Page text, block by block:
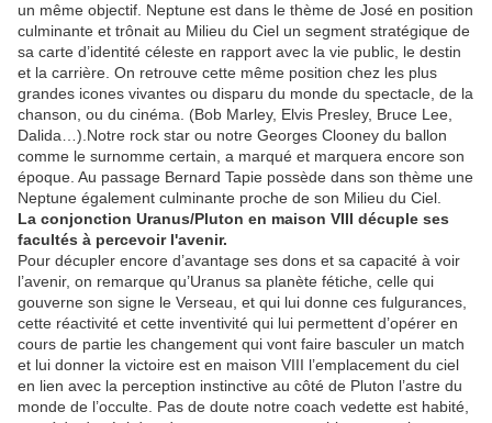
un même objectif. Neptune est dans le thème de José en position
culminante et trônait au Milieu du Ciel un segment stratégique de
sa carte d’identité céleste en rapport avec la vie public, le destin
et la carrière. On retrouve cette même position chez les plus
grandes icones vivantes ou disparu du monde du spectacle, de la
chanson, ou du cinéma. (Bob Marley, Elvis Presley, Bruce Lee,
Dalida…).Notre rock star ou notre Georges Clooney du ballon
comme le surnomme certain, a marqué et marquera encore son
époque. Au passage Bernard Tapie possède dans son thème une
Neptune également culminante proche de son Milieu du Ciel.
La conjonction Uranus/Pluton en maison VIII décuple ses
facultés à percevoir l'avenir.
Pour décupler encore d’avantage ses dons et sa capacité à voir
l’avenir, on remarque qu’Uranus sa planète fétiche, celle qui
gouverne son signe le Verseau, et qui lui donne ces fulgurances,
cette réactivité et cette inventivité qui lui permettent d’opérer en
cours de partie les changement qui vont faire basculer un match
et lui donner la victoire est en maison VIII l’emplacement du ciel
en lien avec la perception instinctive au côté de Pluton l’astre du
monde de l’occulte. Pas de doute notre coach vedette est habité,